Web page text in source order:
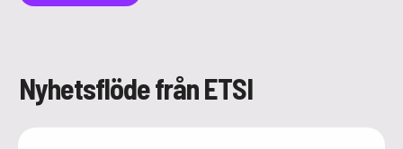
Nyhetsflöde från ETSI